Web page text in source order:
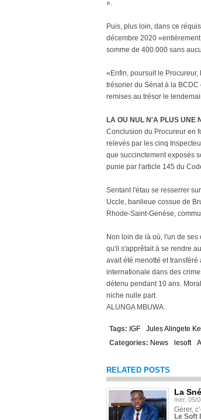
».
Puis, plus loin, dans ce
décembre 2020
somme de 400.000 sans
«Enfin, poursuit le
trésorier du Sénat à la
remises au trésor le
LA OU NUL N'A PLUS UNE
Conclusion du Procureur en
relevés par les cinq
que succinctement exposés
punie par l'article 145 du
Sentant l'étau se resserrer
Uccle, banlieue cossue de
Rhode-Saint-Genèse,
Non loin de là où, l'un de
qu'il s'apprêtait à se rendre
avait été menotté et
internationale dans des
détenu pendant 10 ans.
niche nulle part.
ALUNGA MBUWA.
Tags: IGF
Jules Alingete
Categories: News lesoft
RELATED POSTS
La
mer, 05/
Gérer,
Le Soft